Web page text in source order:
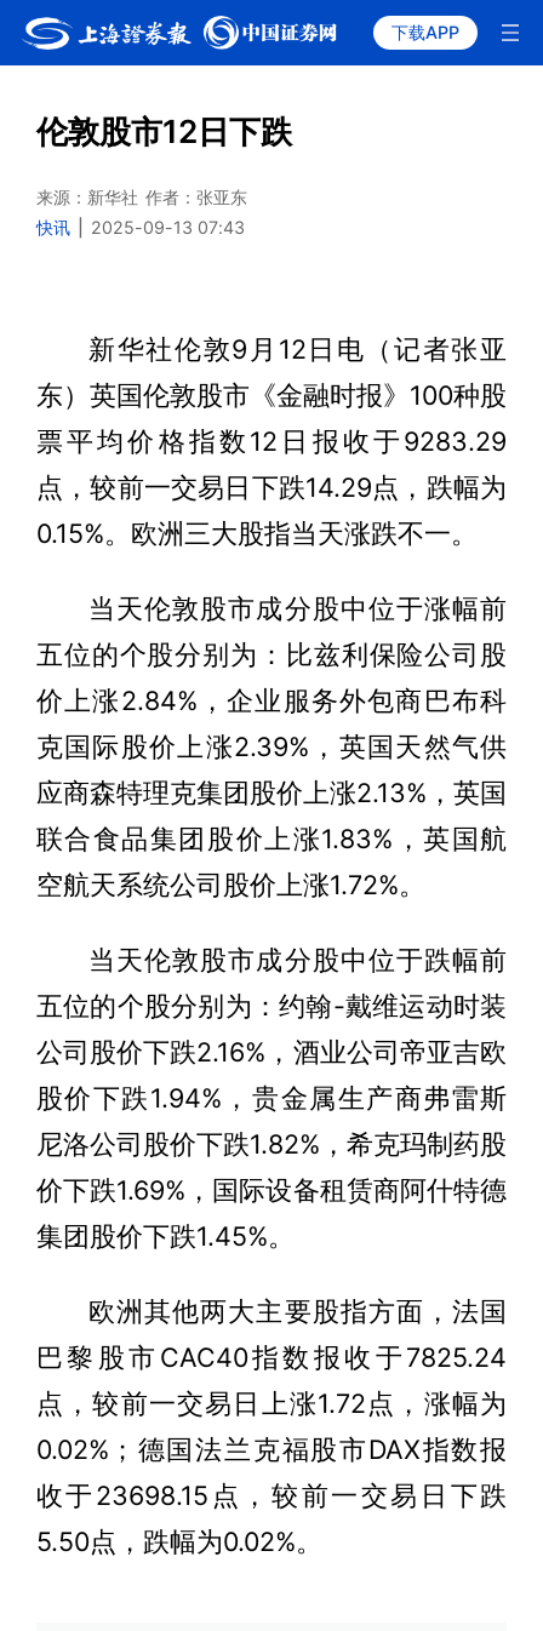
下载APP
伦敦股市12日下跌
来源：新华社 作者：张亚东
快讯
2025-09-13 07:43
新华社伦敦9月12日电（记者张亚
东）英国伦敦股市《金融时报》100种股
票平均价格指数12日报收于9283.29
点，较前一交易日下跌14.29点，跌幅为
0.15%。欧洲三大股指当天涨跌不一。
当天伦敦股市成分股中位于涨幅前
五位的个股分别为：比兹利保险公司股
价上涨2.84%，企业服务外包商巴布科
克国际股价上涨2.39%，英国天然气供
应商森特理克集团股价上涨2.13%，英国
联合食品集团股价上涨1.83%，英国航
空航天系统公司股价上涨1.72%。
当天伦敦股市成分股中位于跌幅前
五位的个股分别为：约翰-戴维运动时装
公司股价下跌2.16%，酒业公司帝亚吉欧
股价下跌1.94%，贵金属生产商弗雷斯
尼洛公司股价下跌1.82%，希克玛制药股
价下跌1.69%，国际设备租赁商阿什特德
集团股价下跌1.45%。
欧洲其他两大主要股指方面，法国
巴黎股市CAC40指数报收于7825.24
点，较前一交易日上涨1.72点，涨幅为
0.02%；德国法兰克福股市DAX指数报
收于23698.15点，较前一交易日下跌
5.50点，跌幅为0.02%。